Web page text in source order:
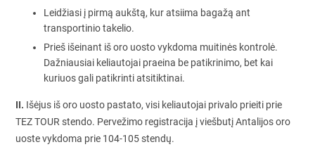
Leidžiasi į pirmą aukštą, kur atsiima bagažą ant
transportinio takelio.
Prieš išeinant iš oro uosto vykdoma muitinės kontrolė.
Dažniausiai keliautojai praeina be patikrinimo, bet kai
kuriuos gali patikrinti atsitiktinai.
II. Išėjus iš oro uosto pastato, visi keliautojai privalo prieiti prie
TEZ TOUR stendo. Pervežimo registracija į viešbutį Antalijos oro
uoste vykdoma prie 104-105 stendų.